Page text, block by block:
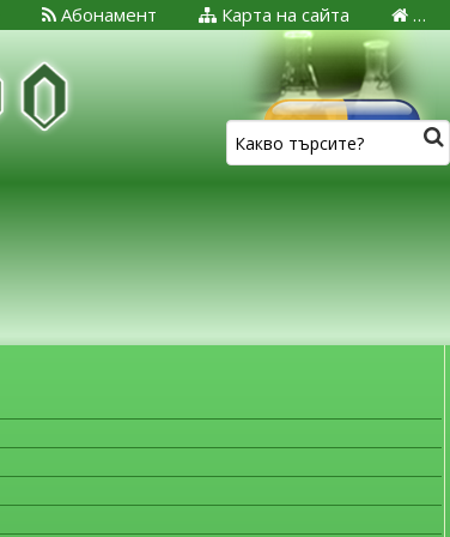
…
Карта на сайта
Абонамент